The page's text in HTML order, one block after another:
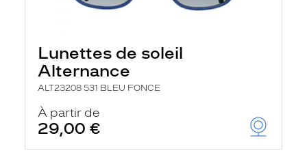
Lunettes de soleil
Alternance
ALT23208 531 BLEU FONCE
À partir de
29,00 €